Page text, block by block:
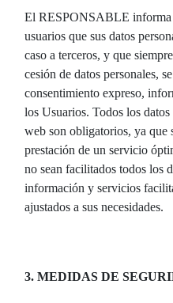
El RESPONSABLE informa
usuarios que sus datos
caso a terceros, y que
cesión de datos personales,
consentimiento expreso,
los Usuarios. Todos los
web son obligatorios, ya que
prestación de un servicio
no sean facilitados todos los
información y servicios
ajustados a sus necesidades.
3. MEDIDAS DE